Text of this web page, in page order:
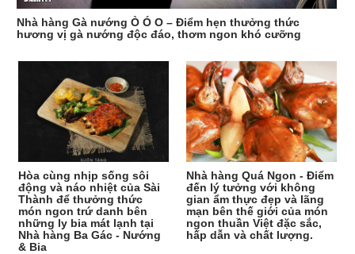
Nhà hàng Gà nướng Ò Ó O – Điểm hẹn thưởng thức
hương vị gà nướng độc đáo, thơm ngon khó cưỡng
Hòa cùng nhịp sống sôi
động và náo nhiệt của Sài
Thành để thưởng thức
món ngon trứ danh bên
những ly bia mát lạnh tại
Nhà hàng Ba Gác - Nướng
& Bia
Nhà hàng Quá Ngon - Điểm
đến lý tưởng với không
gian ẩm thực đẹp và lãng
mạn bên thế giới của món
ngon thuần Việt đặc sắc,
hấp dẫn và chất lượng.